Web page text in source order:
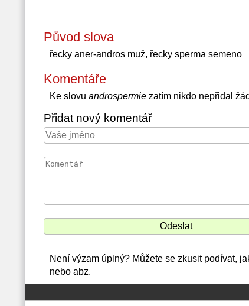
Původ slova
řecky aner-andros muž, řecky sperma semeno
Komentáře
Ke slovu androspermiezatím nikdo nepřidal
Přidat nový komentář
Není výzam úplný? Můžete se zkusit podívat,
nebo abz.